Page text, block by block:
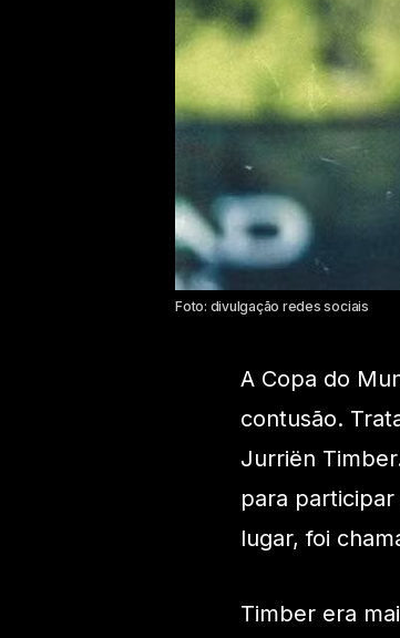
Foto: divulgação redes sociais
A Copa do
contusão.
Jurriën
para
lugar, foi
Timber era